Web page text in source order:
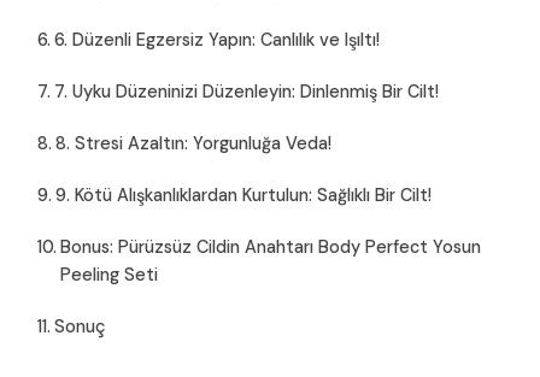
6. Düzenli Egzersiz Yapın: Canlılık ve Işıltı!
7. Uyku Düzeninizi Düzenleyin: Dinlenmiş Bir Cilt!
8. Stresi Azaltın: Yorgunluğa Veda!
9. Kötü Alışkanlıklardan Kurtulun: Sağlıklı Bir Cilt!
Bonus: Pürüzsüz Cildin Anahtarı Body Perfect Yosun
Peeling Seti
Sonuç